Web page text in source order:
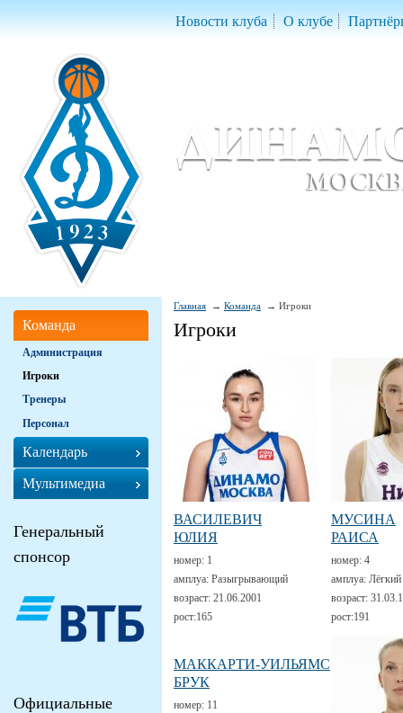
Новости клуба О клубе
Главная Команда Игроки
Игроки
ВАСИЛЕВИЧ
ЮЛИЯ
номер: 1
амплуа: Разыгрывающий
возраст: 21.06.2001
рост:165
МУСИНА
РАИСА
номер: 4
амплуа:
возраст:
рост:191
МАККАРТИ-УИЛЬЯМС
БРУК
номер: 11
Команда
Администрация
Игроки
Тренеры
Персонал
Календарь
Мультимедиа
Генеральный
спонсор
Официальные